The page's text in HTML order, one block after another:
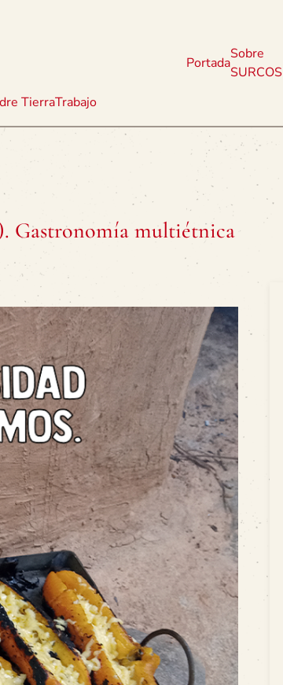
TierraTrabajo
Portada
Sobre
SURCOS
Gastronomía multiétnica